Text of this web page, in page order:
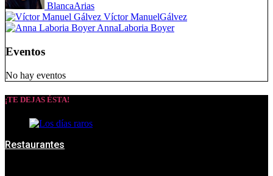
BlancaArias
Víctor ManuelGálvez
AnnaLaboria Boyer
Eventos
No hay eventos
¡TE DEJAS ÉSTA!
Restaurantes